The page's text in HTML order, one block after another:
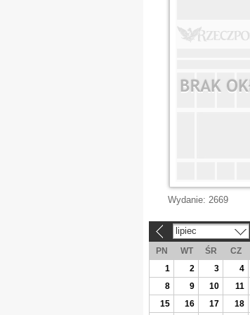
Wydanie: 2669
lipiec
PN WT ŚR CZ
1
2 3 4
8
9 10 11
15
16 17 18